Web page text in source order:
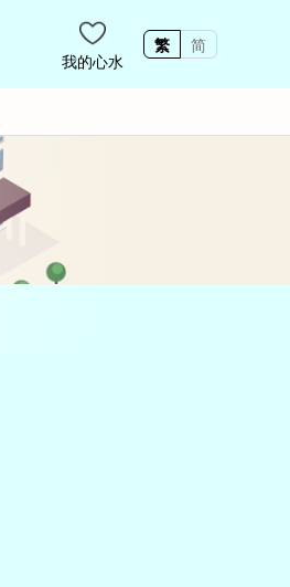
我的心水
繁 简